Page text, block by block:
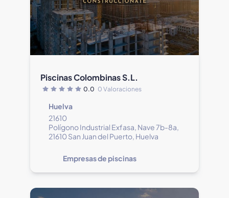
Piscinas Colombinas S.L.
0.0 0 Valoraciones
Huelva
21610
Polígono Industrial Exfasa, Nave 7b-8a,
21610 San Juan del Puerto, Huelva
Empresas de piscinas